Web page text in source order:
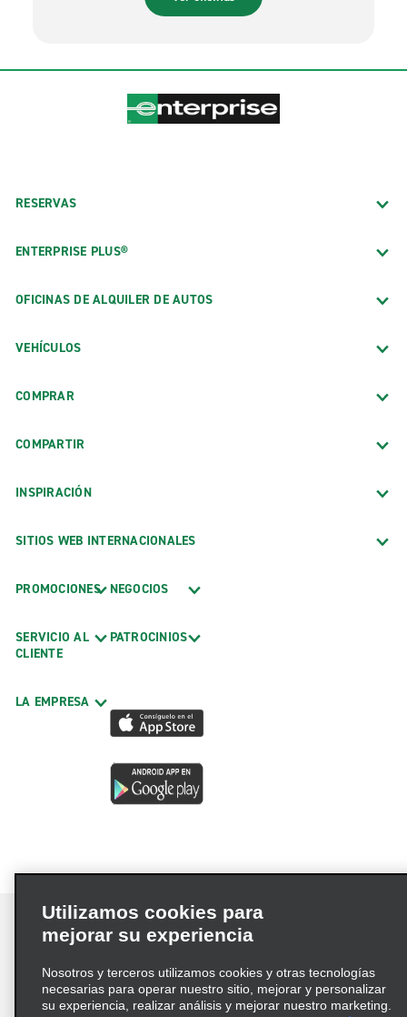
RESERVAS
ENTERPRISE PLUS®
OFICINAS DE ALQUILER DE AUTOS
VEHÍCULOS
COMPRAR
COMPARTIR
INSPIRACIÓN
SITIOS WEB INTERNACIONALES
PROMOCIONES
SERVICIO AL
CLIENTE
LA EMPRESA
NEGOCIOS
PATROCINIOS
Términos de uso
Política de privacidad
Política de cookies
Utilizamos cookies para
mejorar su experiencia
Nosotros y terceros utilizamos cookies y otras tecnologías
necesarias para operar nuestro sitio, mejorar y personalizar
su experiencia, realizar análisis y mejorar nuestro marketing.